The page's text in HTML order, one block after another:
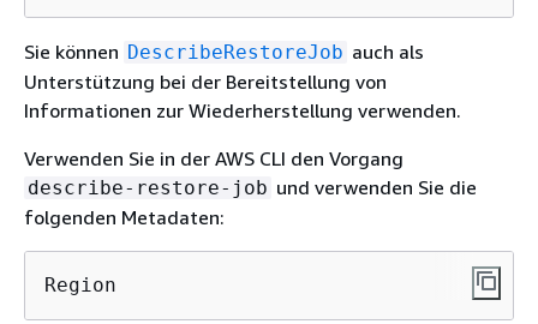
Sie können DescribeRestoreJob auch als
Unterstützung bei der Bereitstellung von
Informationen zur Wiederherstellung verwenden.
Verwenden Sie in der AWS CLI den Vorgang
describe-restore-job und verwenden Sie die
folgenden Metadaten:
Region